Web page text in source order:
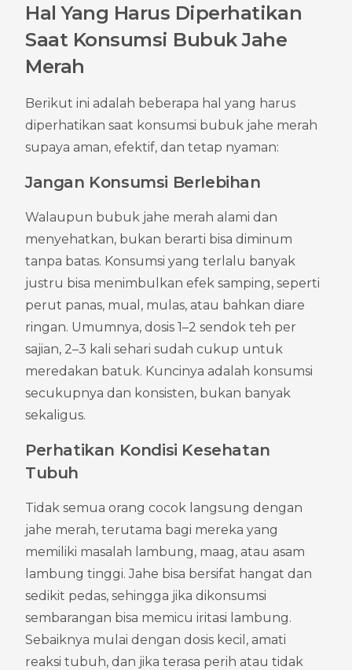
Hal Yang Harus Diperhatikan
Saat Konsumsi Bubuk Jahe
Merah
Berikut ini adalah beberapa hal yang harus
diperhatikan saat konsumsi bubuk jahe merah
supaya aman, efektif, dan tetap nyaman:
Jangan Konsumsi Berlebihan
Walaupun bubuk jahe merah alami dan
menyehatkan, bukan berarti bisa diminum
tanpa batas. Konsumsi yang terlalu banyak
justru bisa menimbulkan efek samping, seperti
perut panas, mual, mulas, atau bahkan diare
ringan. Umumnya, dosis 1–2 sendok teh per
sajian, 2–3 kali sehari sudah cukup untuk
meredakan batuk. Kuncinya adalah konsumsi
secukupnya dan konsisten, bukan banyak
sekaligus.
Perhatikan Kondisi Kesehatan
Tubuh
Tidak semua orang cocok langsung dengan
jahe merah, terutama bagi mereka yang
memiliki masalah lambung, maag, atau asam
lambung tinggi. Jahe bisa bersifat hangat dan
sedikit pedas, sehingga jika dikonsumsi
sembarangan bisa memicu iritasi lambung.
Sebaiknya mulai dengan dosis kecil, amati
reaksi tubuh, dan jika terasa perih atau tidak